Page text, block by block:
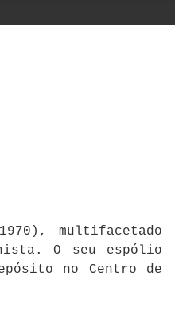
multifacetado
O seu espólio
no Centro de